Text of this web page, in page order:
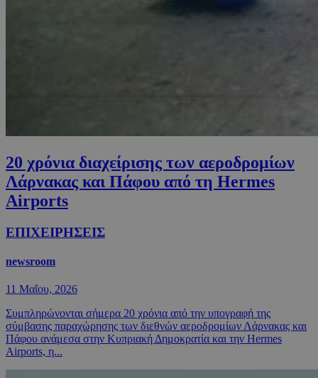
20 χρόνια διαχείρισης των αεροδρομίων
Λάρνακας και Πάφου από τη Hermes
Airports
ΕΠΙΧΕΙΡΗΣΕΙΣ
newsroom
11 Μαΐου, 2026
Συμπληρώνονται σήμερα 20 χρόνια από την υπογραφή της
σύμβασης παραχώρησης των διεθνών αεροδρομίων Λάρνακας και
Πάφου ανάμεσα στην Κυπριακή Δημοκρατία και την Hermes
Airports, η...